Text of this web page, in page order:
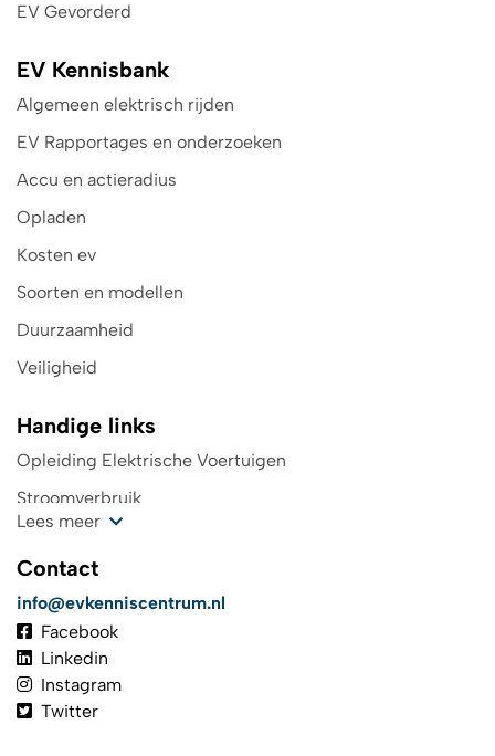
EV Gevorderd
EV Kennisbank
Algemeen elektrisch rijden
EV Rapportages en onderzoeken
Accu en actieradius
Opladen
Kosten ev
Soorten en modellen
Duurzaamheid
Veiligheid
Handige links
Opleiding Elektrische Voertuigen
Stroomverbruik
Wegenbelasting
Top 4 laadpas elektrische auto
De toekomst in elektrisch rijden
TCO
Investeringsaftrek
Lees meer
Contact
info@evkenniscentrum.nl
Facebook
Linkedin
Instagram
Twitter